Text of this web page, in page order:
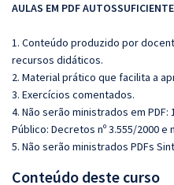
AULAS EM PDF
1. Conteúdo produzido por
recursos didáticos.
2. Material prático que facilita a
3. Exercícios comentados.
4. Não serão ministrados em
Público: Decretos nº 3.555/2000 e
5. Não serão ministrados PDFs
Conteúdo deste curso